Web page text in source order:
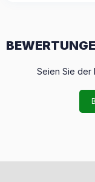
Seien Sie der